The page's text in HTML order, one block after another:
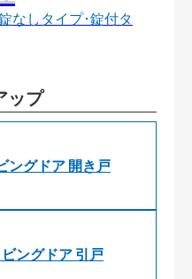
なしタイプ･錠付タ
ップ
グドア 開き戸
ングドア 引戸